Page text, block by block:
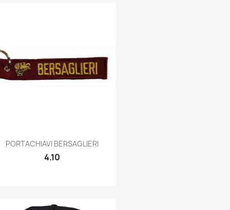
Quick view
PORTACHIAVI BERSAGLIERI
4.10